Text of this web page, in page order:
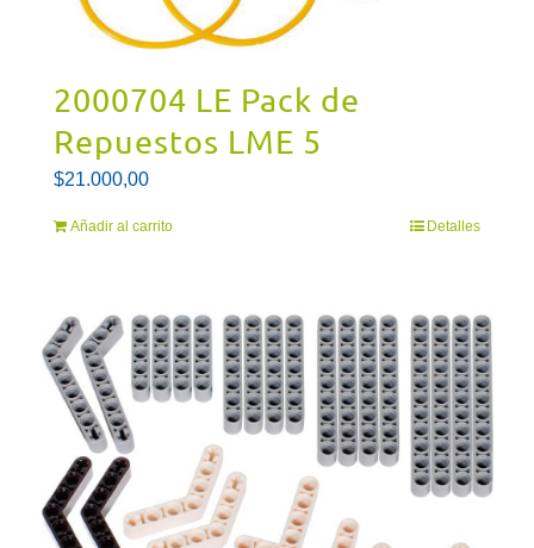
2000704 LE Pack de
Repuestos LME 5
$21.000,00
Añadir al carrito Detalles